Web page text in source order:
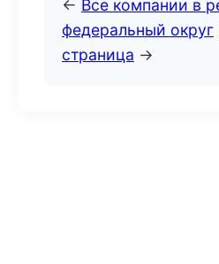
← Все компании в
федеральный округ
страница →